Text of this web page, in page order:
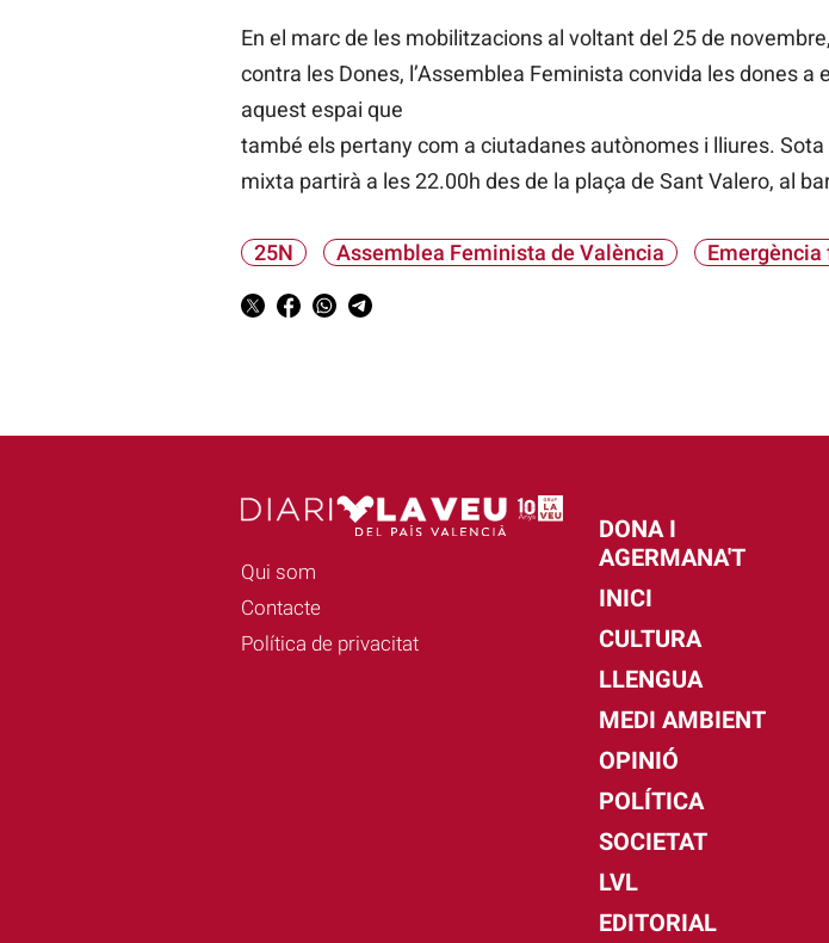
En el marc de les mobilitzacions al voltant del 25 de
contra les Dones, l’Assemblea Feminista convida les dones
aquest espai que
també els pertany com a ciutadanes autònomes i lliures.
mixta partirà a les 22.00h des de la plaça de Sant Valero, al
25N Assemblea Feminista de València
Qui som
Contacte
Política de privacitat
DONA I
AGERMANA'T
INICI
CULTURA
LLENGUA
MEDI AMBIENT
OPINIÓ
POLÍTICA
SOCIETAT
LVL
EDITORIAL